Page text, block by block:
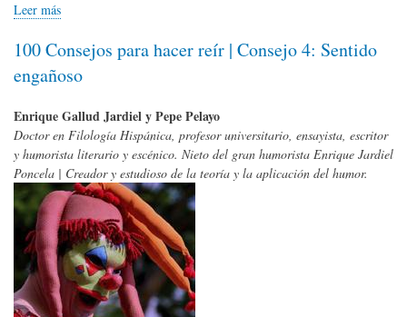
Leer más
100 Consejos para hacer reír | Consejo 4: Sentido
engañoso
Enrique Gallud Jardiel y Pepe Pelayo
Doctor en Filología Hispánica, profesor universitario, ensayista, escritor
y humorista literario y escénico. Nieto del gran humorista Enrique Jardiel
Poncela | Creador y estudioso de la teoría y la aplicación del humor.